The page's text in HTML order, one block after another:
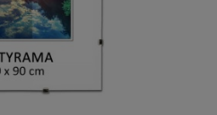
cm w kolorze białym
zł
KOSZYKA